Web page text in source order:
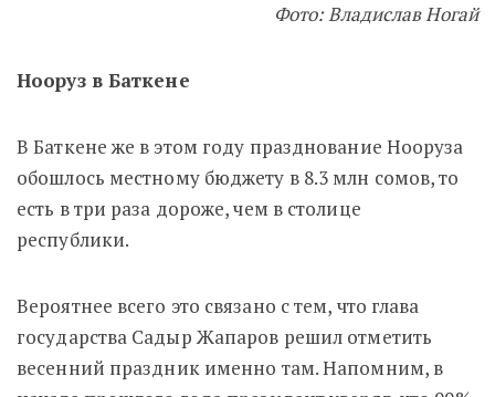
Фото: Владислав Ногай
Нооруз в Баткене
В Баткене же в этом году празднование Нооруза
обошлось местному бюджету в 8.3 млн сомов, то
есть в три раза дороже, чем в столице
республики.
Вероятнее всего это связано с тем, что глава
государства Садыр Жапаров решил отметить
весенний праздник именно там. Напомним, в